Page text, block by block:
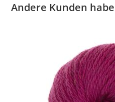
Andere Kunden